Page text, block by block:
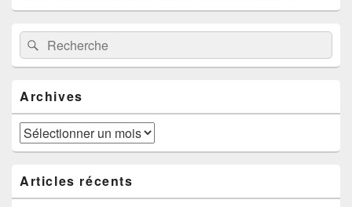
Zone
principale
de
widget
barre
latérale
Recherche :Rechercher
Archives
Archives
Articles récents